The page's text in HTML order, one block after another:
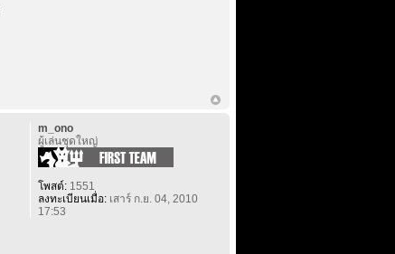
m_ono
ผู้เล่นชุดใหญ่
โพสต์:1551
ลงทะเบียนเมื่อ:เสาร์ ก.ย. 04, 2010
17:53